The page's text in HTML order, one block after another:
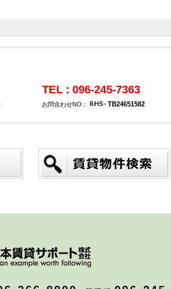
TEL : 096-245-7363
お問合わせNO： TB24651582